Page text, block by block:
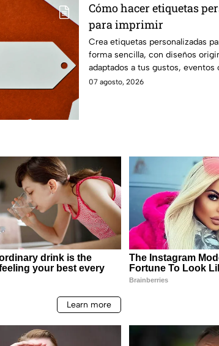
Cómo hacer etiquetas
para imprimir
Crea etiquetas personalizadas
forma sencilla, con diseños
adaptados a tus gustos, eventos
07 agosto, 2026